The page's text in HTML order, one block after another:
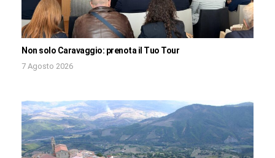
Non solo Caravaggio: prenota il Tuo Tour
7 Agosto 2026